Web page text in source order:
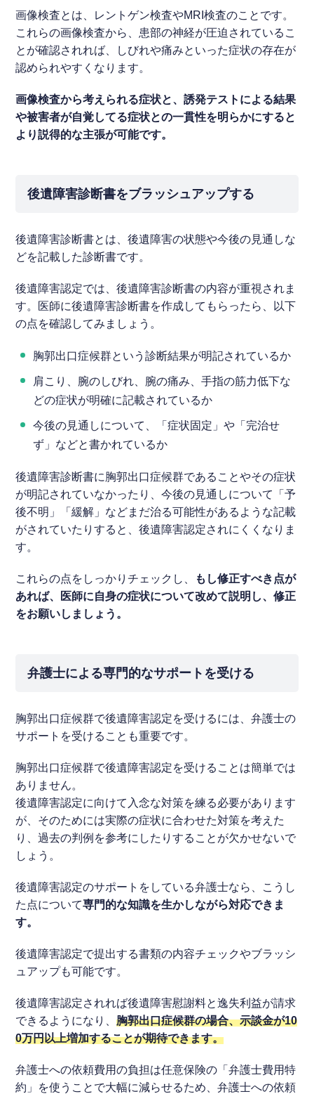
画像検査とは、レントゲン検査やMRI検査のことです。
これらの画像検査から、患部の神経が圧迫されているこ
とが確認されれば、しびれや痛みといった症状の存在が
認められやすくなります。
画像検査から考えられる症状と、誘発テストによる結果
や被害者が自覚してる症状との一貫性を明らかにすると
より説得的な主張が可能です。
後遺障害診断書をブラッシュアップする
後遺障害診断書とは、後遺障害の状態や今後の見通しな
どを記載した診断書です。
後遺障害認定では、後遺障害診断書の内容が重視されま
す。医師に後遺障害診断書を作成してもらったら、以下
の点を確認してみましょう。
胸郭出口症候群という診断結果が明記されているか
肩こり、腕のしびれ、腕の痛み、手指の筋力低下な
どの症状が明確に記載されているか
今後の見通しについて、「症状固定」や「完治せ
ず」などと書かれているか
後遺障害診断書に胸郭出口症候群であることやその症状
が明記されていなかったり、今後の見通しについて「予
後不明」「緩解」などまだ治る可能性があるような記載
がされていたりすると、後遺障害認定されにくくなりま
す。
これらの点をしっかりチェックし、
もし修正すべき点が
あれば、医師に自身の症状について改めて説明し、修正
をお願いしましょう。
弁護士による専門的なサポートを受ける
胸郭出口症候群で後遺障害認定を受けるには、弁護士の
サポートを受けることも重要です。
胸郭出口症候群で後遺障害認定を受けることは簡単では
ありません。
後遺障害認定に向けて入念な対策を練る必要があります
が、そのためには実際の症状に合わせた対策を考えた
り、過去の判例を参考にしたりすることが欠かせないで
しょう。
後遺障害認定のサポートをしている弁護士なら、こうし
た点について専門的な知識を生かしながら対応できま
す。
後遺障害認定で提出する書類の内容チェックやブラッシ
ュアップも可能です。
後遺障害認定されれば後遺障害慰謝料と逸失利益が請求
できるようになり、胸郭出口症候群の場合、示談金が10
0万円以上増加することが期待できます。
弁護士への依頼費用の負担は任意保険の「弁護士費用特
約」を使うことで大幅に減らせるため、弁護士への依頼